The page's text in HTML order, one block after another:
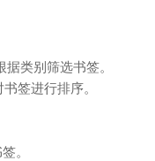
据类别筛选书签。
签进行排序。
。